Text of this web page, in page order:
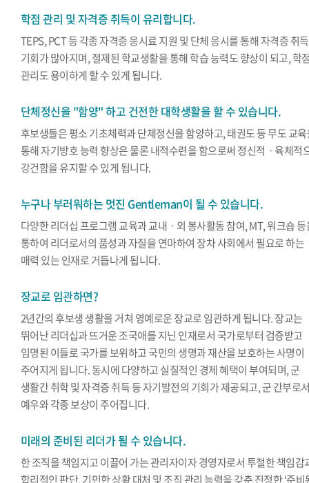
학점 관리 및 자격증 취득이 유리합니다.
TEPS, PCT 등 각종 자격증 응시료 지원 및 단체 응시를 통해 자격증 취득
기회가 많아지며, 절제된 학교생활을 통해 학습 능력도 향상이 되고, 학
관리도 용이하게 할 수 있게 됩니다.
단체정신을 "함양" 하고 건전한 대학생활을 할 수 있습니다.
후보생들은 평소 기초체력과 단체정신을 함양하고, 태권도 등 무도 교
통해 자기방호 능력 향상은 물론 내적수련을 함으로써 정신적ㆍ육체적
강건함을 유지할 수 있게 됩니다.
누구나 부러워하는 멋진 Gentleman이 될 수 있습니다.
다양한 리더십 프로그램 교육과 교내ㆍ외 봉사활동 참여, MT, 워크숍
통하여 리더로서의 품성과 자질을 연마하여 장차 사회에서 필요로 하는
매력 있는 인재로 거듭나게 됩니다.
장교로 임관하면?
2년간의 후보생 생활을 거쳐 영예로운 장교로 임관하게 됩니다. 장교는
뛰어난 리더십과 뜨거운 조국애를 지닌 인재로서 국가로부터 검증받고
임명된 이들로 국가를 보위하고 국민의 생명과 재산을 보호하는 사명이
주어지게 됩니다. 동시에 다양하고 실질적인 경제 혜택이 부여되며, 군
생활간 취학 및 자격증 취득 등 자기발전의 기회가 제공되고, 군 간부로
예우와 각종 보상이 주어집니다.
미래의 준비된 리더가 될 수 있습니다.
한 조직을 책임지고 이끌어 가는 관리자이자 경영자로서 투철한 책임감
합리적인 판단, 기민한 상황 대처 및 조직 관리 능력을 갖춘 진정한 ‘준비